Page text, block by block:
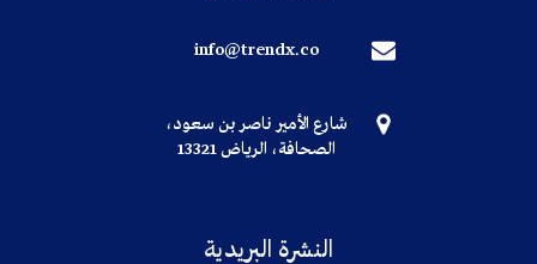
info@trendx.co
شارع الأمير ناصر بن سعود،
الصحافة، الرياض 13321
النشرة البريدية